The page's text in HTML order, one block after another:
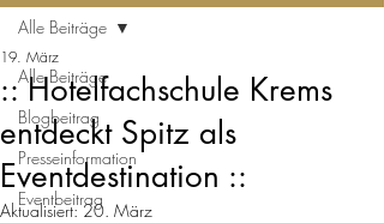
Alle Beiträge
Blogbeitrag
Presseinformation
Eventbeitrag
Alle Beiträge
:: Hotelfachschule Krems
entdeckt Spitz als
Eventdestination ::
19. März
Aktualisiert:20. März